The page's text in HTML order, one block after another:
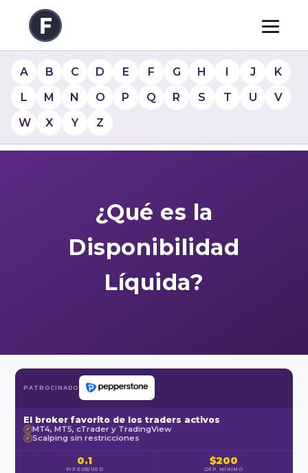
A B C D E F G H I J
K
L
M N O P Q R S T U
V
W
X Y Z
¿Qué es la
Disponibilidad
Líquida?
PATROCINADO
El broker favorito de los traders activos
✓ MT4, MT5, cTrader y TradingView
✓ Scalping sin restricciones
0.1
PIP EUR/USD
$200
DEP. MÍNIMO